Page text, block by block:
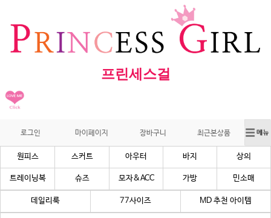
프린세스걸
로그인 마이페이지 장바구니 최근본상품
원피스 스커트 아우터 바지 상의
트레이닝복 슈즈 모자&ACC 가방 민소매
데일리룩 77사이즈 MD 추천 아이템